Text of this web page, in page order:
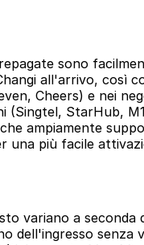
sono
all'arrivo, così
Cheers) e nei
(Singtel, StarHub,
ampiamente
una più facile
variano a seconda
dell'ingresso senza